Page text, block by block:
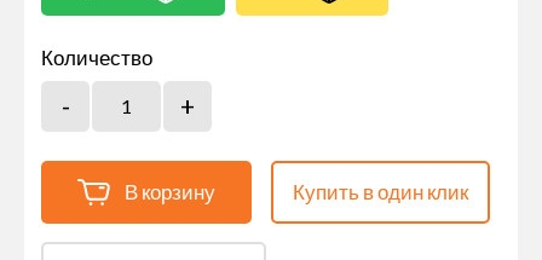
Количество
В корзину Купить в один клик